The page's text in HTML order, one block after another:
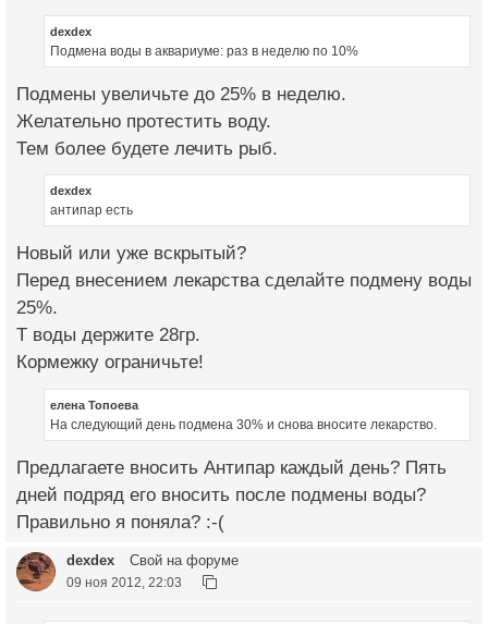
dexdex
Подмена воды в аквариуме: раз в неделю по 10%
Подмены увеличьте до 25% в неделю.
Желательно протестить воду.
Тем более будете лечить рыб.
dexdex
антипар есть
Новый или уже вскрытый?
Перед внесением лекарства сделайте подмену воды
25%.
Т воды держите 28гр.
Кормежку ограничьте!
елена Топоева
На следующий день подмена 30% и снова вносите лекарство.
Предлагаете вносить Антипар каждый день? Пять
дней подряд его вносить после подмены воды?
Правильно я поняла? :-(
dexdex Свой на форуме
09 ноя 2012, 22:03